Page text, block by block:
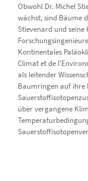
Obwohl Dr. Michel
wächst, sind Bäume
Stievenard und seine
Kontinentales
Climat et de
als leitender
Baumringen auf ihre
über vergangene